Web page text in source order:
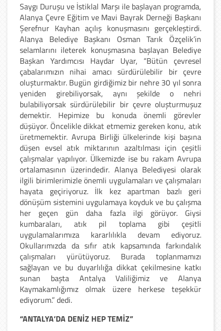
Saygı Duruşu ve İstiklal Marşı ile başlayan programda,
Alanya Çevre Eğitim ve Mavi Bayrak Derneği Başkanı
Şerefnur Kayhan açılış konuşmasını gerçekleştirdi.
Alanya Belediye Başkanı Osman Tarık Özçelik’in
selamlarını ileterek konuşmasına başlayan Belediye
Başkan Yardımcısı Haydar Uyar, “Bütün çevresel
çabalarımızın nihai amacı sürdürülebilir bir çevre
oluşturmaktır. Bugün girdiğimiz bir nehre 30 yıl sonra
yeniden girebiliyorsak, aynı şekilde o nehri
bulabiliyorsak sürdürülebilir bir çevre oluşturmuşuz
demektir. Hepimize bu konuda önemli görevler
düşüyor. Öncelikle dikkat etmemiz gereken konu, atık
üretmemektir. Avrupa Birliği ülkelerinde kişi başına
düşen evsel atık miktarının azaltılması için çeşitli
çalışmalar yapılıyor. Ülkemizde ise bu rakam Avrupa
ortalamasının üzerindedir. Alanya Belediyesi olarak
ilgili birimlerimizle önemli uygulamaları ve çalışmaları
hayata geçiriyoruz. İlk kez apartman bazlı geri
dönüşüm sistemini uygulamaya koyduk ve bu çalışma
her geçen gün daha fazla ilgi görüyor. Giysi
kumbaraları, atık pil toplama gibi çeşitli
uygulamalarımıza kararlılıkla devam ediyoruz.
Okullarımızda da sıfır atık kapsamında farkındalık
çalışmaları yürütüyoruz. Burada toplanmamızı
sağlayan ve bu duyarlılığa dikkat çekilmesine katkı
sunan başta Antalya Valiliğimiz ve Alanya
Kaymakamlığımız olmak üzere herkese teşekkür
ediyorum.” dedi.
“ANTALYA’DA DENİZ HEP TEMİZ”